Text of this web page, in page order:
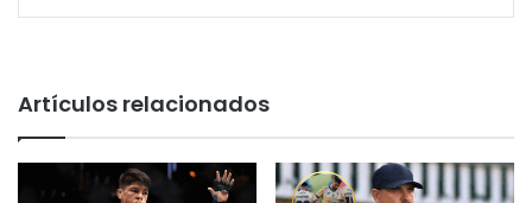
Artículos relacionados